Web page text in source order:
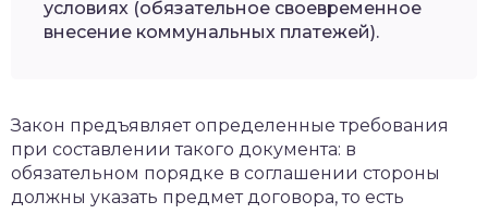
условиях (обязательное своевременное
внесение коммунальных платежей).
Закон предъявляет определенные требования
при составлении такого документа: в
обязательном порядке в соглашении стороны
должны указать предмет договора, то есть